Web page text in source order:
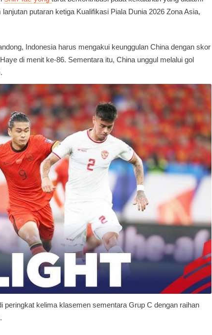
lanjutan putaran ketiga Kualifikasi Piala Dunia 2026 Zona Asia,
Indonesia harus mengakui keunggulan China dengan skor
di menit ke-86. Sementara itu, China unggul melalui gol
peringkat kelima klasemen sementara Grup C dengan raihan